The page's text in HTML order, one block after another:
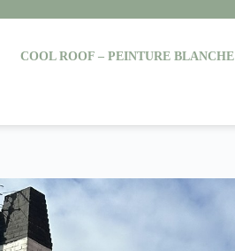
COOL ROOF – PEINTURE BLANCHE